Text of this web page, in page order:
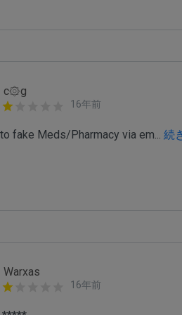
c۞g
16年前
fake Meds/Pharmacy via em... 続
Warxas
16年前